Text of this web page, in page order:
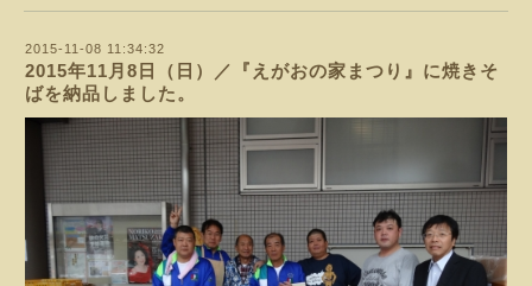
2015-11-08 11:34:32
2015年11月8日（日）／『えがおの家まつり』に焼きそ
ばを納品しました。